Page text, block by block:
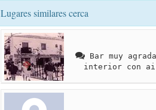
Lugares similares cerca
Bar muy
interior con